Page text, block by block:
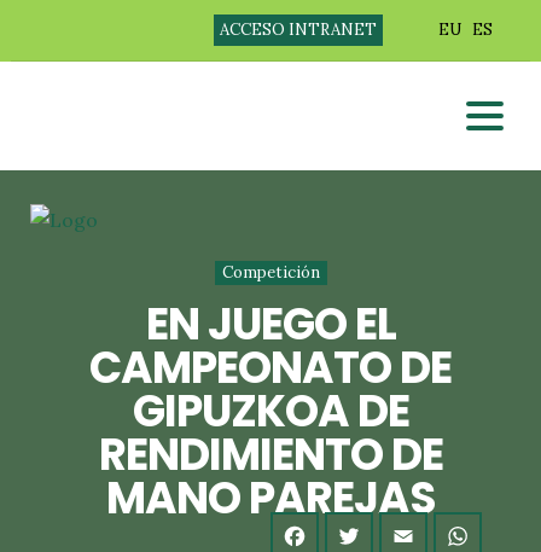
ACCESO INTRANET EU ES
Competición
EN JUEGO EL
CAMPEONATO DE
GIPUZKOA DE
RENDIMIENTO DE
MANO PAREJAS